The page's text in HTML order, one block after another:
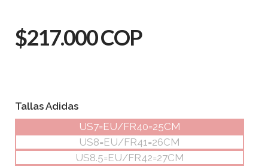
$217.000 COP
Tallas Adidas
US7=EU/FR40=25CM
US8=EU/FR41=26CM
US8.5=EU/FR42=27CM